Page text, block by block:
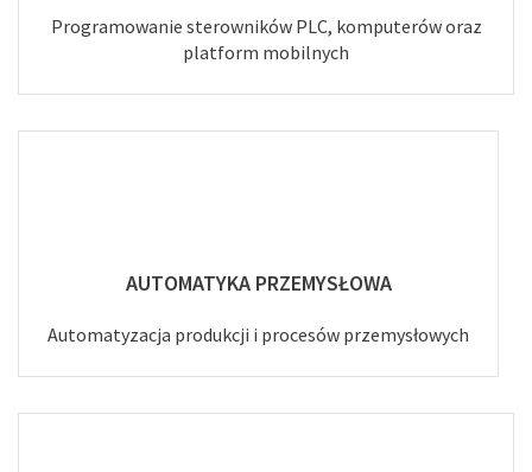
Programowanie sterowników PLC, komputerów oraz
platform mobilnych
AUTOMATYKA PRZEMYSŁOWA
Automatyzacja produkcji i procesów przemysłowych